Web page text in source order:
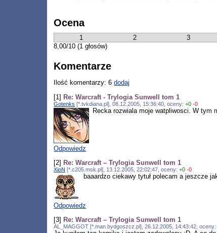
Ocena
1 2 3
8,00/10 (1 głosów)
Komentarze
Ilość komentarzy: 6dodaj
[1] Re: Warcraft - Trylogia Sunwell tom 1
Gotenks [*.tvkdiana.pl], 08.12.2005, 15:36:40, oceny:+0 -0
Recka rozwiala moje watpliwosci. W tym
Odpowiedz
[2] Re: Warcraft – Trylogia Sunwell tom 1
XioN [*.c205.msk.pl], 13.12.2005, 22:02:47, oceny:+0 -0
baaardzo ciekawy tytuł polecam a jeszcze
Odpowiedz
[3] Re: Warcraft – Trylogia Sunwell tom 1
AL_MAGGOT [*.man.bydgoszcz.pl], 26.12.2005, 14:43:42,